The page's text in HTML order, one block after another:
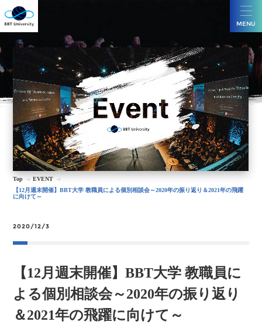
MENU
Top
EVENT
【12月週末開催】BBT大学 教職員による個別相談会～2020年の振り返り＆2021年の飛躍
に向けて～
2020/12/3
【12月週末開催】BBT大学 教職員に
よる個別相談会～2020年の振り返り
＆2021年の飛躍に向けて～